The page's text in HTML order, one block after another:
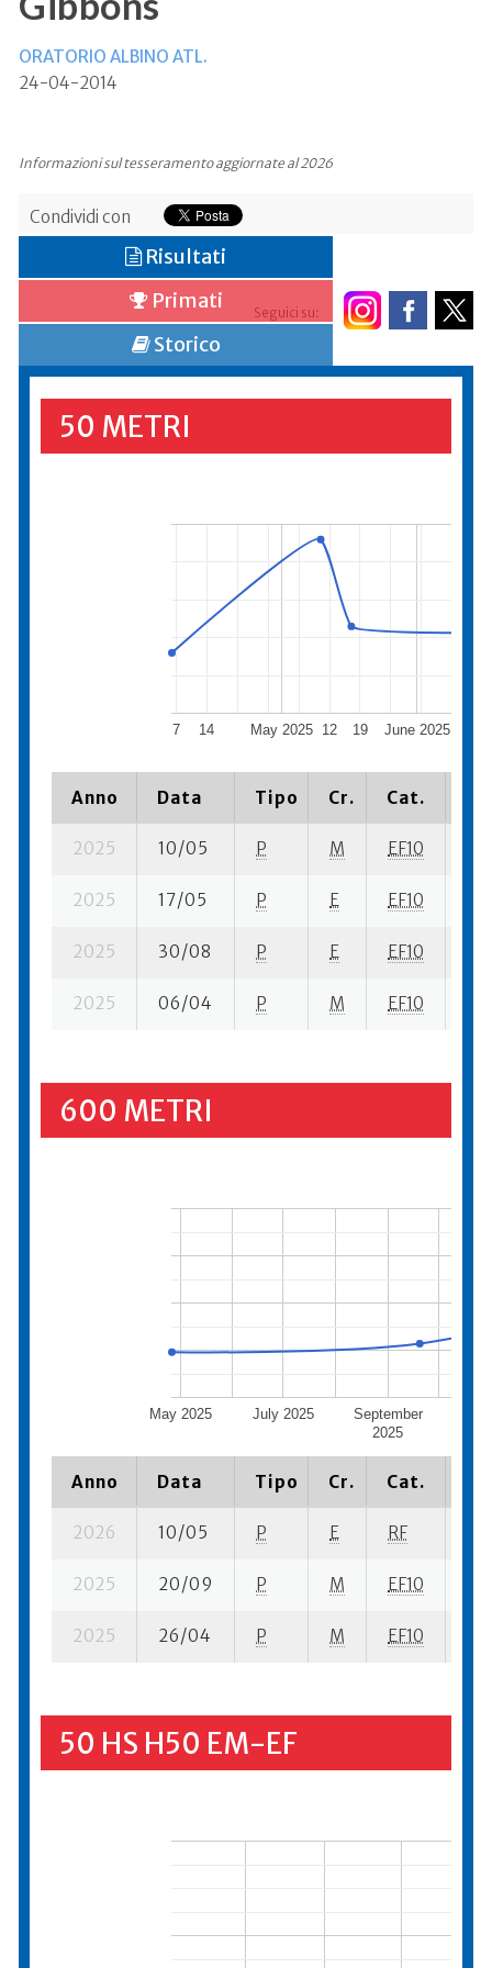
ORATORIO ALBINO ATL.
24-04-2014
Informazioni sul tesseramento aggiornate al 2026
Condividi con
Seguici su:
Risultati
Primati
Storico
50 METRI
May 2025 June 2025
7 14 12 19
Anno Data Tipo Cr. Cat.
2025 10/05 P M EF10
2025 17/05 P E EF10
2025 30/08 P E EF10
2025 06/04 P M EF10
600 METRI
May 2025 July 2025
September
2025
Anno Data Tipo Cr. Cat.
2026 10/05 P E RF
2025 20/09 P M EF10
2025 26/04 P M EF10
50 HS H50 EM-EF